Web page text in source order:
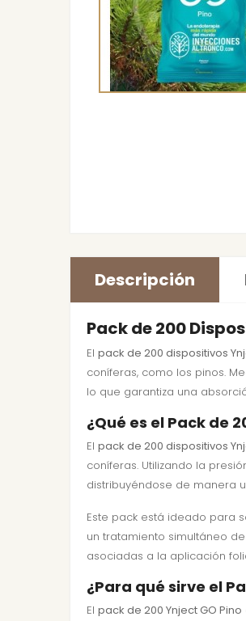
Descripción
Pack de 200
El pack de 200 dispositivos
coníferas, como los pinos.
lo que garantiza una
¿Qué es el Pack de
El pack de 200 dispositivos
coníferas. Utilizando la
distribuyéndose de manera
Este pack está ideado para
un tratamiento simultáneo
asociadas a la aplicación
¿Para qué sirve el
El pack de 200 Ynject GO Pino